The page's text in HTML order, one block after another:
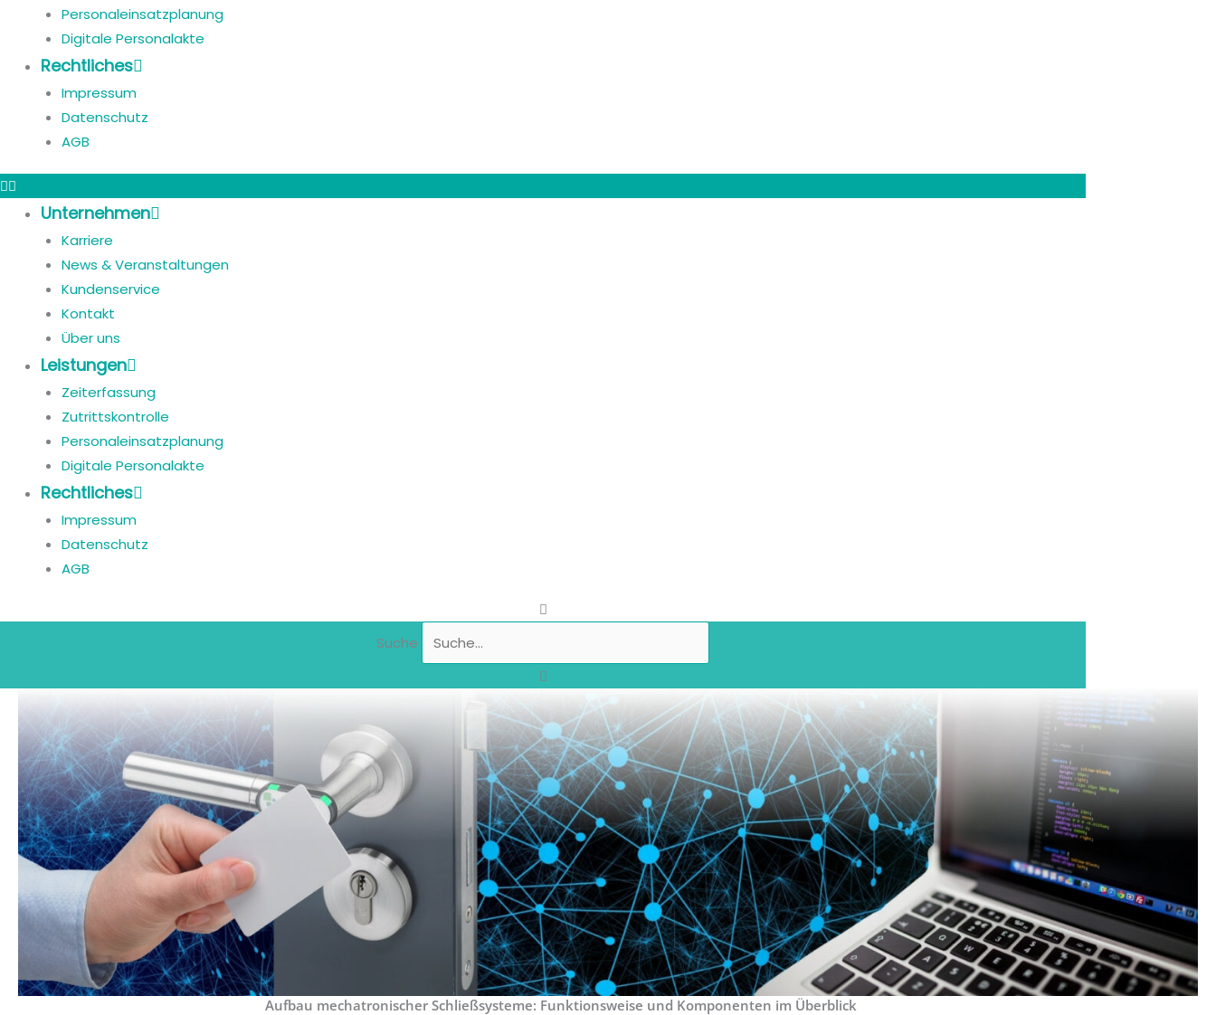
Personaleinsatzplanung
Digitale Personalakte
Rechtliches
Impressum
Datenschutz
AGB
Unternehmen
Karriere
News & Veranstaltungen
Kundenservice
Kontakt
Über uns
Leistungen
Zeiterfassung
Zutrittskontrolle
Personaleinsatzplanung
Digitale Personalakte
Rechtliches
Impressum
Datenschutz
AGB
Suche
Aufbau mechatronischer Schließsysteme: Funktionsweise und Komponenten im Überblick